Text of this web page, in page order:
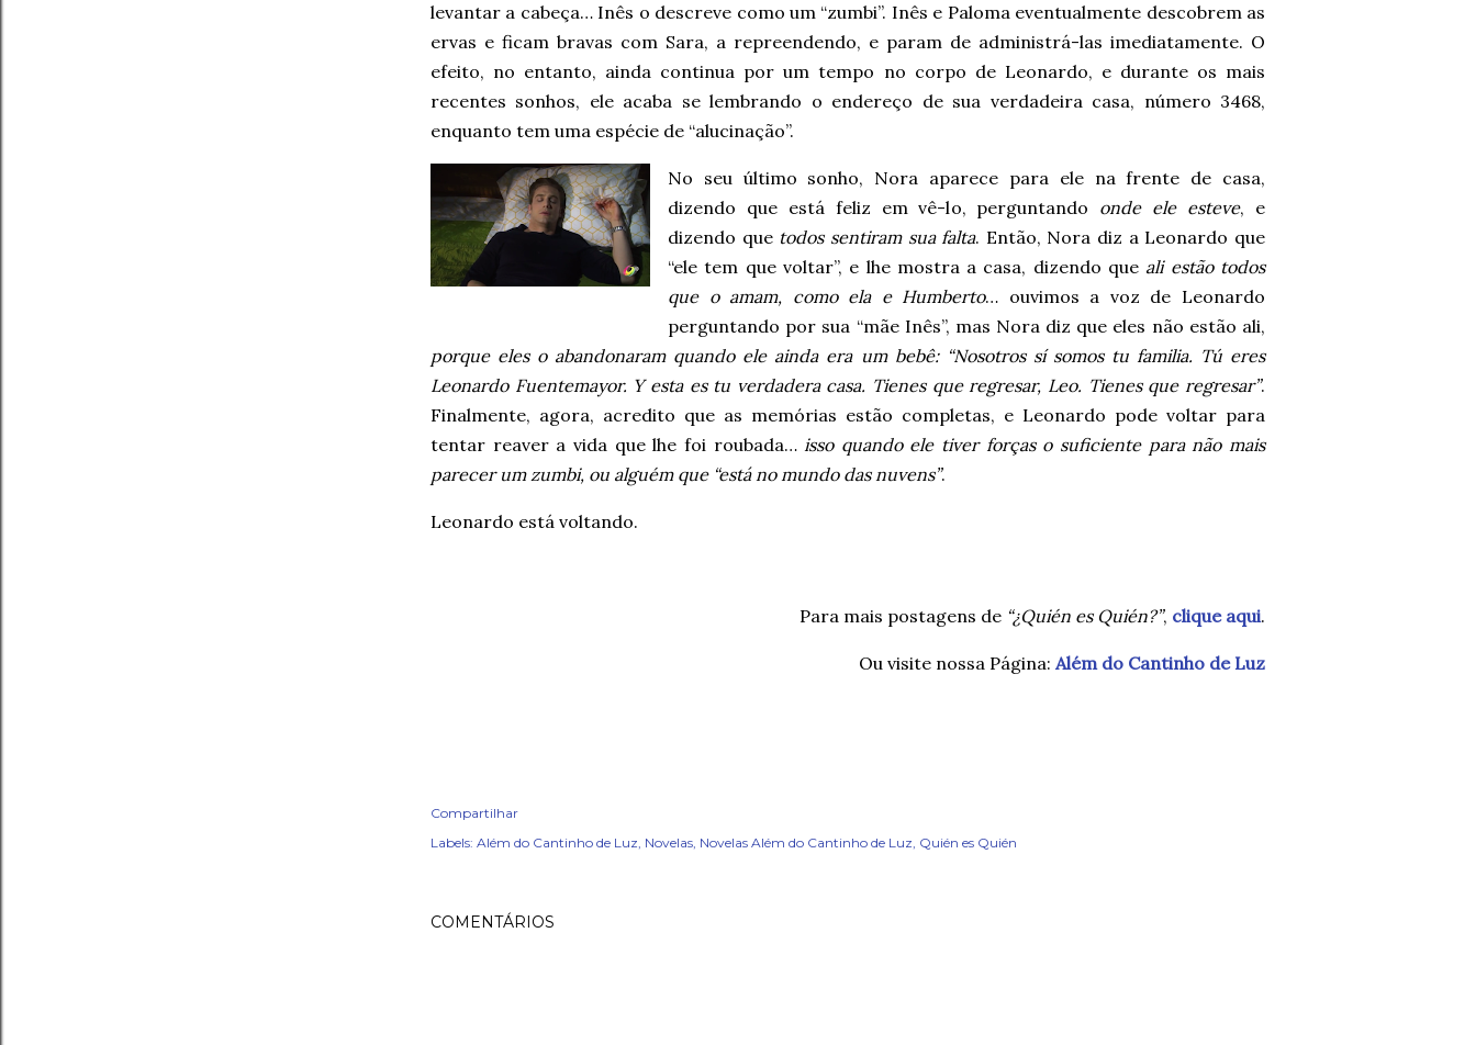
levantar a cabeça… Inês o descreve como um “zumbi”. Inês e Paloma eventualmente descobrem as
ervas e ficam bravas com Sara, a repreendendo, e param de administrá-las imediatamente. O
efeito, no entanto, ainda continua por um tempo no corpo de Leonardo, e durante os mais
recentes sonhos, ele acaba se lembrando o endereço de sua verdadeira casa, número 3468,
enquanto tem uma espécie de “alucinação”.
No seu último sonho, Nora aparece para ele na frente de casa,
dizendo que está feliz em vê-lo, perguntando onde ele esteve, e
dizendo que todos sentiram sua falta. Então, Nora diz a Leonardo que
“ele tem que voltar”, e lhe mostra a casa, dizendo que ali estão todos
que o amam, como ela e Humberto… ouvimos a voz de Leonardo
perguntando por sua “mãe Inês”, mas Nora diz que eles não estão ali,
porque eles o abandonaram quando ele ainda era um bebê: “Nosotros sí somos tu familia. Tú eres
Leonardo Fuentemayor. Y esta es tu verdadera casa. Tienes que regresar, Leo. Tienes que regresar”.
Finalmente, agora, acredito que as memórias estão completas, e Leonardo pode voltar para
tentar reaver a vida que lhe foi roubada…isso quando ele tiver forças o suficiente para não mais
parecer um zumbi, ou alguém que “está no mundo das nuvens”.
Leonardo está voltando.
Para mais postagens de “¿Quién es Quién?”, clique aqui.
Ou visite nossa Página: Além do Cantinho de Luz
Compartilhar
Labels: Além do Cantinho de Luz Novelas Novelas Além do Cantinho de Luz Quién es Quién
COMENTÁRIOS